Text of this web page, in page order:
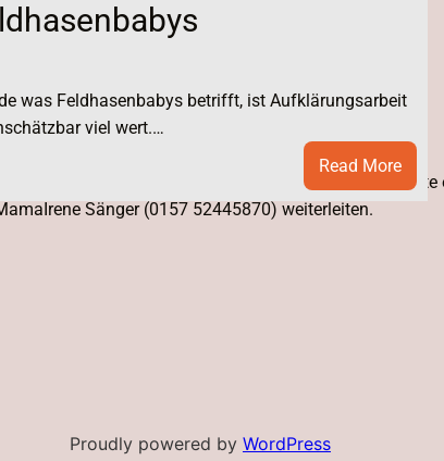
daher nicht mehr auf sichaufmerksam machen, sollte
Sänger (0157 52445870) weiterleiten.
was Feldhasenbabys betrifft, ist Aufklärungsarbeit
viel wert.…
Read More:
Proudly powered by WordPress